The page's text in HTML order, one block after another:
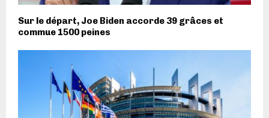
Sur le départ, Joe Biden accorde 39 grâces et
commue 1500 peines